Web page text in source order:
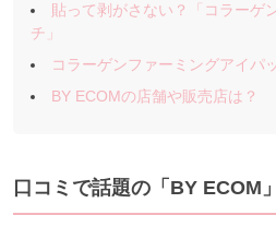
貼って剥がさない？「コラーゲ
チ」
コラーゲンファーミングアイパ
BY ECOMの店舗や販売店は？
口コミで話題の「BY ECOM